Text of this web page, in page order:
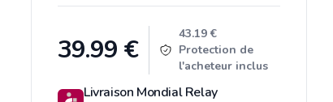
39.99 €
43.19 €
Protection de
l'acheteur inclus
Livraison Mondial Relay